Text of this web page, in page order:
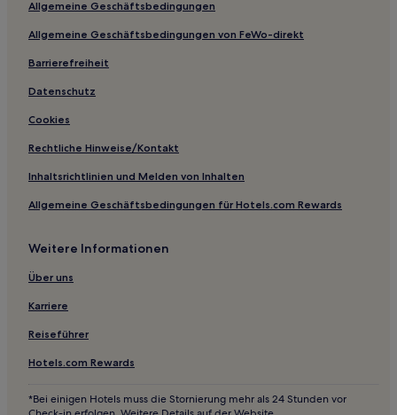
Haustierfreundliche in St. Blasien
Hotels mit Parkplatz in St. Blasien
Hotels mit inbegriffenem Frühstück in St. Blasien
Familien in Todtnauberg
Hotels mit Parkplatz in Todtnauberg
Haustierfreundliche in Löffingen
Hotels mit Parkplatz in Waldshut-Tiengen
Haustierfreundliche in Singen
Hotels mit Parkplatz in Vöhrenbach
Hotels mit Parkplatz in Grafenhausen
Hotels mit inbegriffenem Frühstück in Grafenhausen
Hotels mit Parkplatz in Breitnau
Hotels mit Parkplatz in Friedenweiler
Hotels mit Küchenzeile in Feldberg
Allgemeine Geschäftsbedingungen
Allgemeine Geschäftsbedingungen von FeWo-direkt
Barrierefreiheit
Datenschutz
Cookies
Rechtliche Hinweise/Kontakt
Inhaltsrichtlinien und Melden von Inhalten
Allgemeine Geschäftsbedingungen für Hotels.com Rewards
Weitere Informationen
Über uns
Karriere
Reiseführer
Hotels.com Rewards
*Bei einigen Hotels muss die Stornierung mehr als 24 Stunden vor